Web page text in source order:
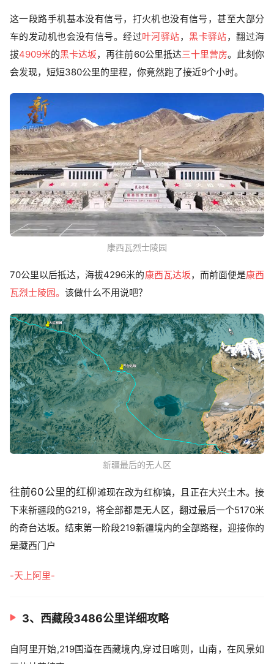
这一段路手机基本没有信号，打火机也没有信号，甚至大部分
车的发动机也会没有信号。经过叶河驿站，黑卡驿站，翻过海
拔4909米的黑卡达坂，再往前60公里抵达三十里营房。此刻你
会发现，短短380公里的里程，你竟然跑了接近9个小时。
康西瓦烈士陵园
70公里以后抵达，海拔4296米的康西瓦达坂，而前面便是康西
瓦烈士陵园。 该做什么不用说吧？
新疆最后的无人区
往前60公里的红柳滩现在改为红柳镇，且正在大兴土木。接
下来新疆段的G219，将全部都是无人区，翻过最后一个5170米
的奇台达坂。结束第一阶段219新疆境内的全部路程，迎接你的
是藏西门户
-天上阿里-
3、西藏段3486公里详细攻略
自阿里开始,219国道在西藏境内,穿过日喀则，山南，在风景如